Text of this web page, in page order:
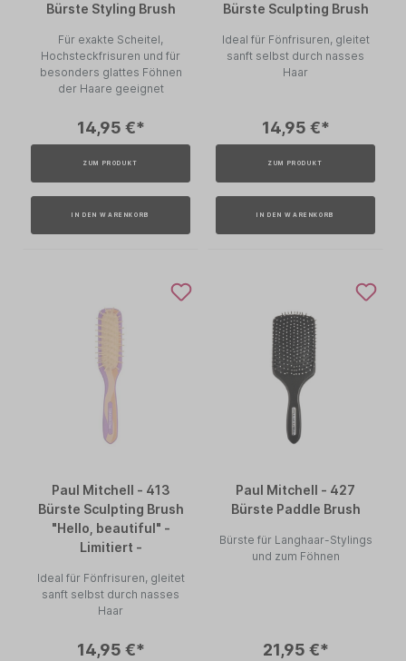
Bürste Styling Brush
Für exakte Scheitel,
Hochsteckfrisuren und für
besonders glattes Föhnen
der Haare geeignet
14,95 €*
ZUM PRODUKT
IN DEN WARENKORB
Bürste Sculpting Brush
Ideal für Fönfrisuren, gleitet
sanft selbst durch nasses
Haar
14,95 €*
ZUM PRODUKT
IN DEN WARENKORB
Paul Mitchell - 413
Bürste Sculpting Brush
"Hello, beautiful" -
Limitiert -
Ideal für Fönfrisuren, gleitet
sanft selbst durch nasses
Haar
14,95 €*
Paul Mitchell - 427
Bürste Paddle Brush
Bürste für Langhaar-Stylings
und zum Föhnen
21,95 €*